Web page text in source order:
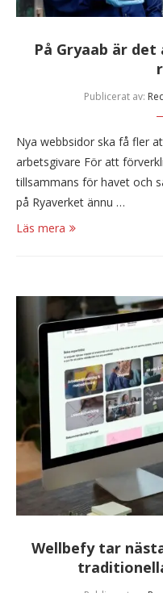
På Gryaab är
Publicerat av:
Nya webbsidor ska få fler
arbetsgivare För att
tillsammans för havet och
på Ryaverket ännu …
Läs mera
Wellbefy tar